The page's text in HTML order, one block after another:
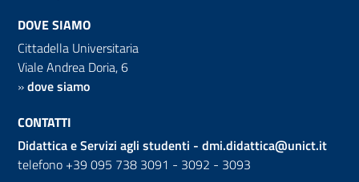
DOVE SIAMO
Cittadella Universitaria
Viale Andrea Doria, 6
»dove siamo
CONTATTI
Didattica e Servizi agli studenti - dmi.didattica@unict.it
telefono +39 095 738 3091 - 3092 - 3093